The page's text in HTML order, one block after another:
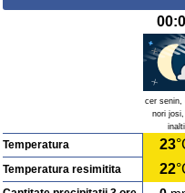
cer senin,
nori
inalti
Temperatura 23
Temperatura resimitita 22